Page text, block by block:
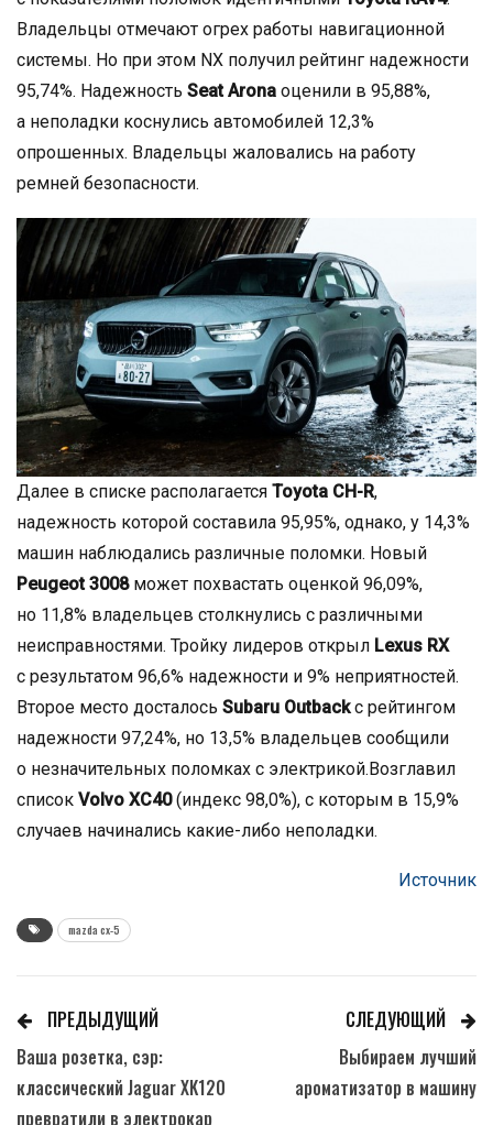
Владельцы отмечают огрех работы навигационной
системы. Но при этом NX получил рейтинг надежности
95,74%. Надежность Seat Arona оценили в 95,88%,
а неполадки коснулись автомобилей 12,3%
опрошенных. Владельцы жаловались на работу
ремней безопасности.
Далее в списке располагается Toyota CH-R,
надежность которой составила 95,95%, однако, у 14,3%
машин наблюдались различные поломки. Новый
Peugeot 3008может похвастать оценкой 96,09%,
но 11,8% владельцев столкнулись с различными
неисправностями. Тройку лидеров открыл Lexus RX
с результатом 96,6% надежности и 9% неприятностей.
Второе место досталось Subaru Outbackс рейтингом
надежности 97,24%, но 13,5% владельцев сообщили
о незначительных поломках с электрикой.Возглавил
список Volvo XC40(индекс 98,0%), с которым в 15,9%
случаев начинались какие-либо неполадки.
Источник
mazda cx-5
ПРЕДЫДУЩИЙ
Ваша розетка, сэр:
классический Jaguar XK120
превратили в электрокар
СЛЕДУЮЩИЙ
Выбираем лучший
ароматизатор в машину